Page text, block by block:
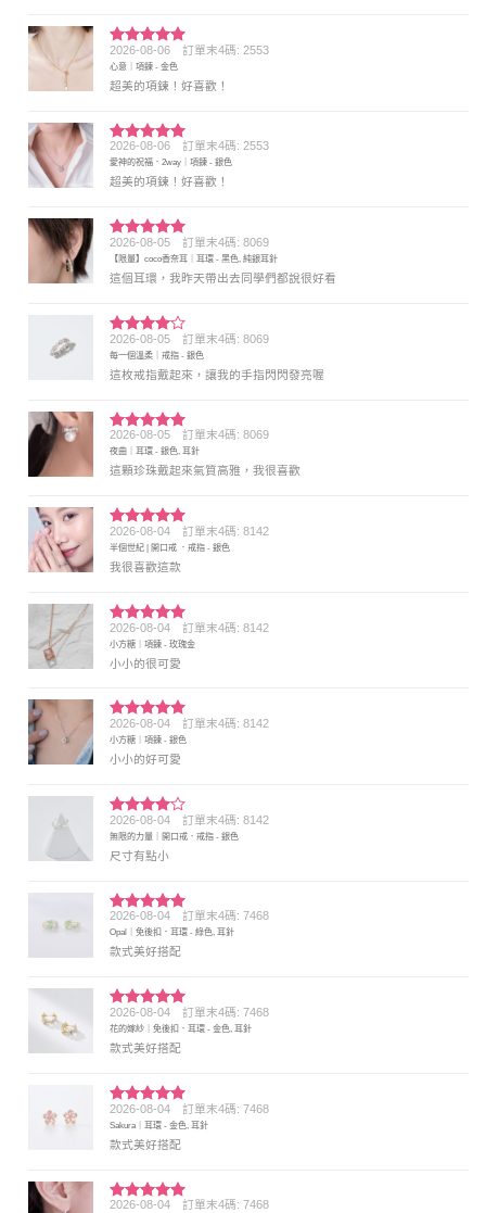
評分5 滿
分 5
2026-08-06 訂單末4碼: 2553
心意｜項鍊 - 金色
超美的項鍊！好喜歡！
評分5 滿
分 5
2026-08-06 訂單末4碼: 2553
愛神的祝福．2way｜項鍊 - 銀色
超美的項鍊！好喜歡！
評分5 滿
分 5
2026-08-05 訂單末4碼: 8069
【限量】coco香奈耳｜耳環 - 黑色, 純銀耳針
這個耳環，我昨天帶出去同學們都說很好看
評分4
滿分 5
2026-08-05 訂單末4碼: 8069
每一個溫柔｜戒指 - 銀色
這枚戒指戴起來，讓我的手指閃閃發亮喔
評分5 滿
分 5
2026-08-05 訂單末4碼: 8069
夜曲｜耳環 - 銀色, 耳針
這顆珍珠戴起來氣質高雅，我很喜歡
評分5 滿
分 5
2026-08-04 訂單末4碼: 8142
半個世紀 | 開口戒 ．戒指 - 銀色
我很喜歡這款
評分5滿
分 5
2026-08-04 訂單末4碼: 8142
小方糖｜項鍊 - 玫瑰金
小小的很可愛
評分5 滿
分 5
2026-08-04 訂單末4碼: 8142
小方糖｜項鍊 - 銀色
小小的好可愛
評分4
滿分 5
2026-08-04 訂單末4碼: 8142
無限的力量｜開口戒．戒指 - 銀色
尺寸有點小
評分5 滿
分 5
2026-08-04 訂單末4碼: 7468
Opal｜免後扣．耳環 - 綠色, 耳針
款式美好搭配
評分5 滿
分 5
2026-08-04 訂單末4碼: 7468
花的嫁紗｜免後扣．耳環 - 金色, 耳針
款式美好搭配
評分5滿
分 5
2026-08-04 訂單末4碼: 7468
Sakura｜耳環 - 金色, 耳針
款式美好搭配
2026-08-04 訂單末4碼: 7468